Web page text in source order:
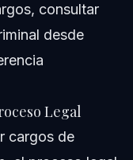
consultar
desde
Legal
cargos de